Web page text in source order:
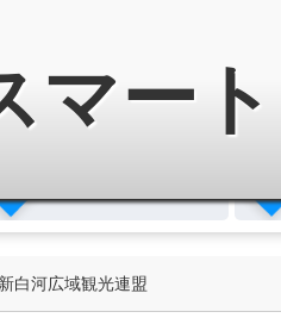
マー
新白河広域観光連盟